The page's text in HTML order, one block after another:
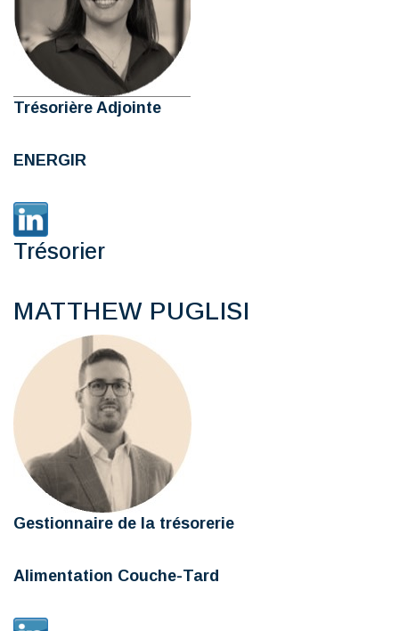
Trésorière Adjointe
ENERGIR
Trésorier
MATTHEW PUGLISI
Gestionnaire de la trésorerie
Alimentation Couche-Tard